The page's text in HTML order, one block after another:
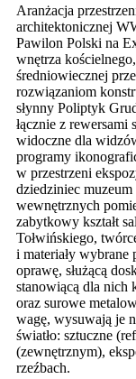
Aranżacja
architektonicznej
Pawilon Polski na
wnętrza
średniowiecznej
rozwiązaniom
słynny Poliptyk
łącznie z rewersami
widoczne dla
programy
w przestrzeni
dziedziniec
wewnętrznych
zabytkowy kształt
Tołwińskiego,
i materiały
oprawę, służącą
stanowiącą dla nich
oraz surowe
wagę, wysuwają je
światło: sztuczne
(zewnętrznym),
rzeźbach.